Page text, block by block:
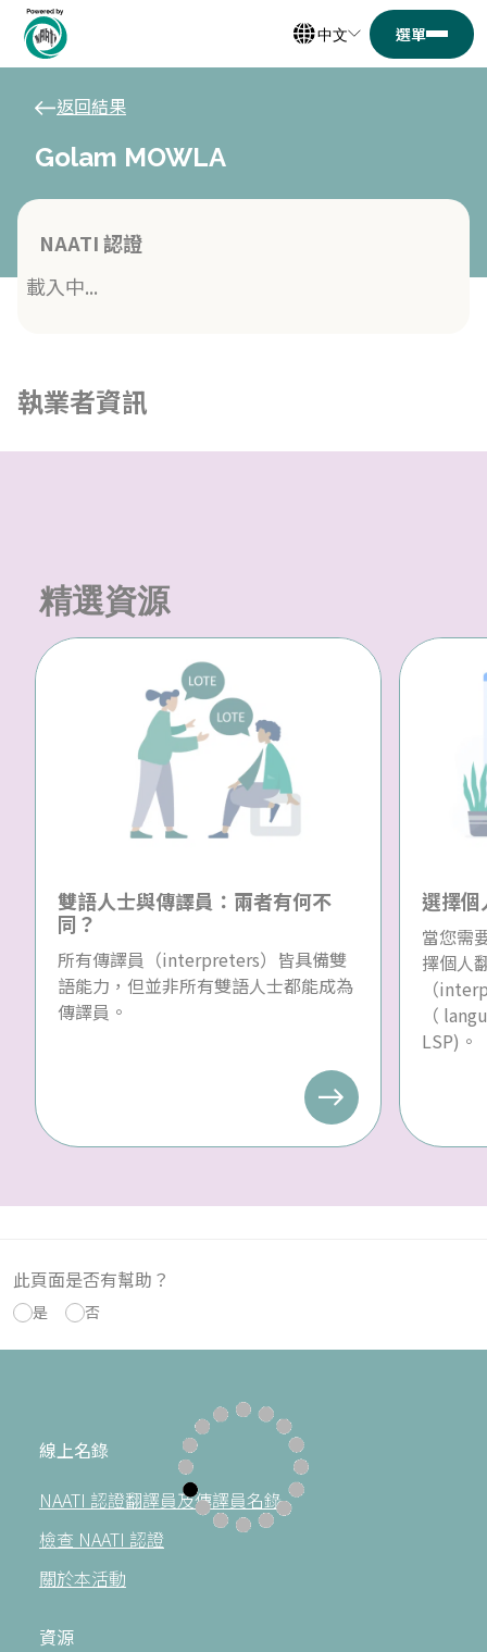
中文
返回結果
Golam MOWLA
NAATI 認證
載入中...
執業者資訊
精選資源
雙語人士與傳譯員：兩者有何不
同？
所有傳譯員（interpreters）皆具備雙
語能力，但並非所有雙語人士都能成為
傳譯員。
選擇個
當您需
擇個人
（
（
LSP)。
此頁面是否有幫助？
是 否
線上名錄
NAATI 認證翻譯員及傳譯員名錄
檢查 NAATI 認證
關於本活動
資源